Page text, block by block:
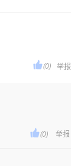
举报
(0)
(0) 举报